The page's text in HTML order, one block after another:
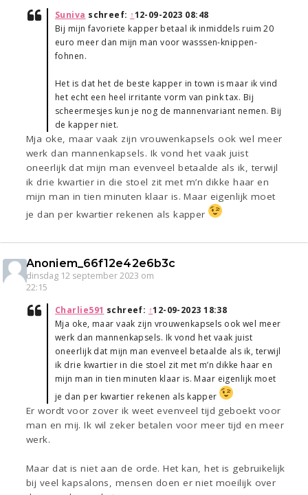
Suniva schreef: ↑12-09-2023 08:48
Bij mijn favoriete kapper betaal ik inmiddels ruim 20
euro meer dan mijn man voor wasssen-knippen-
fohnen.
Het is dat het de beste kapper in town is maar ik vind
het echt een heel irritante vorm van pink tax. Bij
scheermesjes kun je nog de mannenvariant nemen. Bij
de kapper niet.
Mja oke, maar vaak zijn vrouwenkapsels ook wel meer
werk dan mannenkapsels. Ik vond het vaak juist
oneerlijk dat mijn man evenveel betaalde als ik, terwijl
ik drie kwartier in die stoel zit met m’n dikke haar en
mijn man in tien minuten klaar is. Maar eigenlijk moet
je dan per kwartier rekenen als kapper
Anoniem_66f12e42e6b3c
dinsdag 12 september 2023 om
22:15
Charlie591 schreef: ↑12-09-2023 18:38
Mja oke, maar vaak zijn vrouwenkapsels ook wel meer
werk dan mannenkapsels. Ik vond het vaak juist
oneerlijk dat mijn man evenveel betaalde als ik, terwijl
ik drie kwartier in die stoel zit met m’n dikke haar en
mijn man in tien minuten klaar is. Maar eigenlijk moet
je dan per kwartier rekenen als kapper
Er wordt voor zover ik weet evenveel tijd geboekt voor
man en mij. Ik wil zeker betalen voor meer tijd en meer
werk.
Maar dat is niet aan de orde. Het kan, het is gebruikelijk
bij veel kapsalons, mensen doen er niet moeilijk over